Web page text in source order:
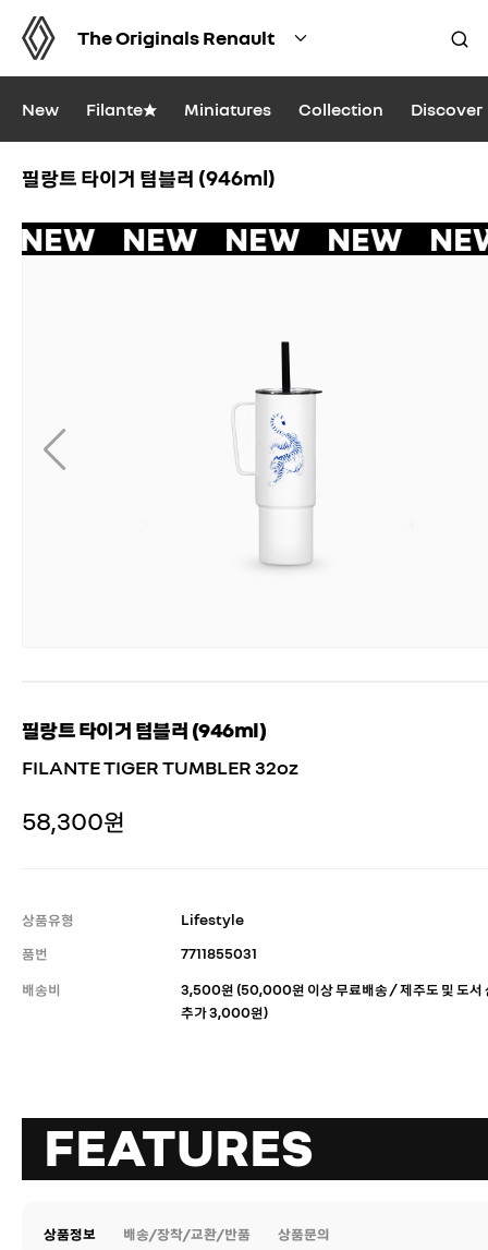
The Originals Renault
New Filante★ Miniatures Collection Discover
필랑트 타이거 텀블러 (946ml)
NEW NEW NEW NEW
필랑트 타이거 텀블러 (946ml)
FILANTE TIGER TUMBLER 32oz
58,300원
상품유형
Lifestyle
품번
7711855031
배송비
3,500원 (50,000원 이상 무료배송 / 제주도 및 도서
추가 3,000원)
FEATURES
상품정보 배송/장착/교환/반품 상품문의